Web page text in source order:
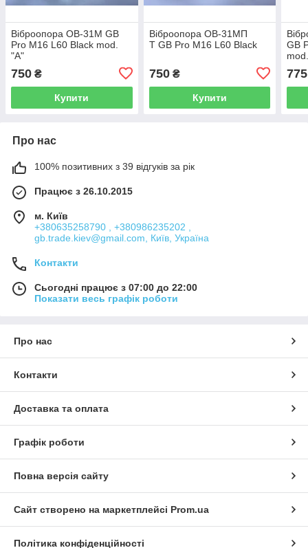
Віброопора ОВ-31М GB
Pro M16 L60 Black mod.
"A"
750 ₴
Купити
Віброопора ОВ-31МП
Т GB Pro M16 L60 Black
750₴
Купити
GB
775
Про нас
100% позитивних з 39 відгуків за рік
Працює з 26.10.2015
м. Київ
+380635258790 , +380986235202 ,
gb.trade.kiev@gmail.com, Київ, Україна
Контакти
Сьогодні працює з 07:00 до 22:00
Показати весь графік роботи
Про нас
Контакти
Доставка та оплата
Графік роботи
Повна версія сайту
Сайт створено на маркетплейсі Prom.ua
Політика конфіденційності